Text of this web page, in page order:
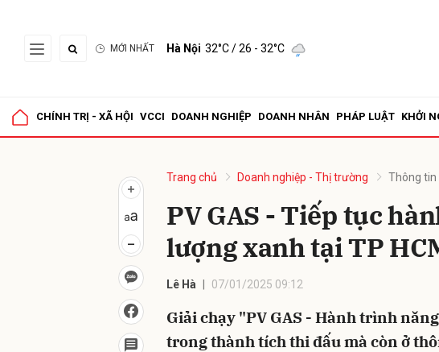
MỚI NHẤT Hà Nội 32°C/ 26 - 32°C
CHÍNH TRỊ - XÃ HỘI VCCI DOANH NGHIỆP DOANH NHÂN PHÁP LUẬT KHỞI
Trang chủ Doanh nghiệp - Thị trường Thông tin
PV GAS - Tiếp tục
lượng xanh tại TP
Lê Hà 07/01/2025 09:12
Giải chạy "PV GAS - Hành trình
trong thành tích thi đấu mà còn ở